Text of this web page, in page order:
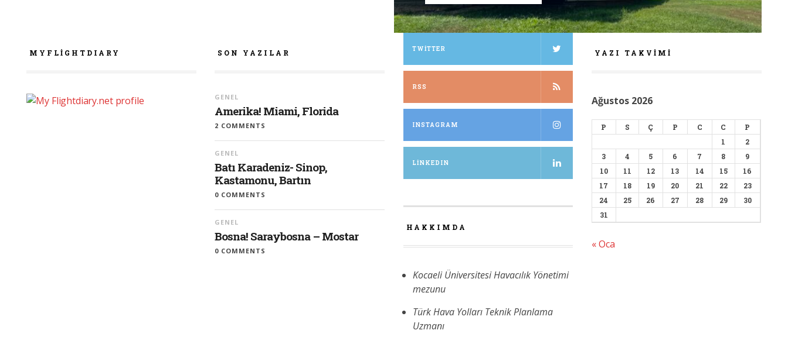
MYFLIGHTDIARY SON YAZILAR
GENEL
Amerika! Miami, Florida
2 COMMENTS
GENEL
Batı Karadeniz- Sinop,
Kastamonu, Bartın
0 COMMENTS
GENEL
Bosna! Saraybosna – Mostar
0 COMMENTS
TWITTER
RSS
INSTAGRAM
LINKEDIN
HAKKIMDA
Kocaeli Üniversitesi Havacılık Yönetimi
mezunu
Türk Hava Yolları Teknik Planlama
Uzmanı
YAZI TAKVIMI
Ağustos 2026
P S Ç P C C
P
1
2
3
4 5 6 7 8
9
10
11 12 13 14 15
16
17
18 19 20 21 22
23
24
25 26 27 28 29
30
31
« Oca